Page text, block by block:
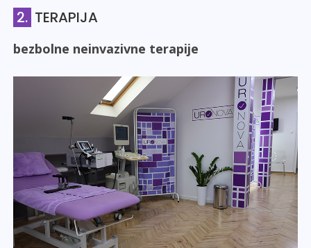
2. TERAPIJA
bezbolne neinvazivne terapije